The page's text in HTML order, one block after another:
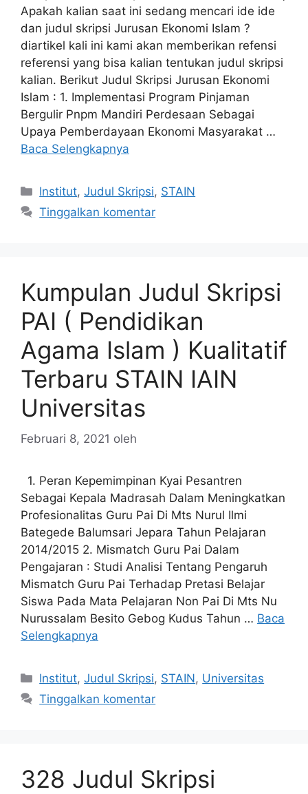
Apakah kalian saat ini sedang mencari ide ide
dan judul skripsi Jurusan Ekonomi Islam ?
diartikel kali ini kami akan memberikan refensi
referensi yang bisa kalian tentukan judul skripsi
kalian. Berikut Judul Skripsi Jurusan Ekonomi
Islam : 1. Implementasi Program Pinjaman
Bergulir Pnpm Mandiri Perdesaan Sebagai
Upaya Pemberdayaan Ekonomi Masyarakat …
Baca Selengkapnya
Kategori
Institut,Judul Skripsi, STAIN
Tinggalkan komentar
Kumpulan Judul Skripsi
PAI ( Pendidikan
Agama Islam ) Kualitatif
Terbaru STAIN IAIN
Universitas
Februari 8, 2021 oleh
1. Peran Kepemimpinan Kyai Pesantren
Sebagai Kepala Madrasah Dalam Meningkatkan
Profesionalitas Guru Pai Di Mts Nurul Ilmi
Bategede Balumsari Jepara Tahun Pelajaran
2014/2015 2. Mismatch Guru Pai Dalam
Pengajaran : Studi Analisi Tentang Pengaruh
Mismatch Guru Pai Terhadap Pretasi Belajar
Siswa Pada Mata Pelajaran Non Pai Di Mts Nu
Nurussalam Besito Gebog Kudus Tahun … Baca
Selengkapnya
Kategori
Institut,Judul Skripsi, STAIN, Universitas
Tinggalkan komentar
328 Judul Skripsi